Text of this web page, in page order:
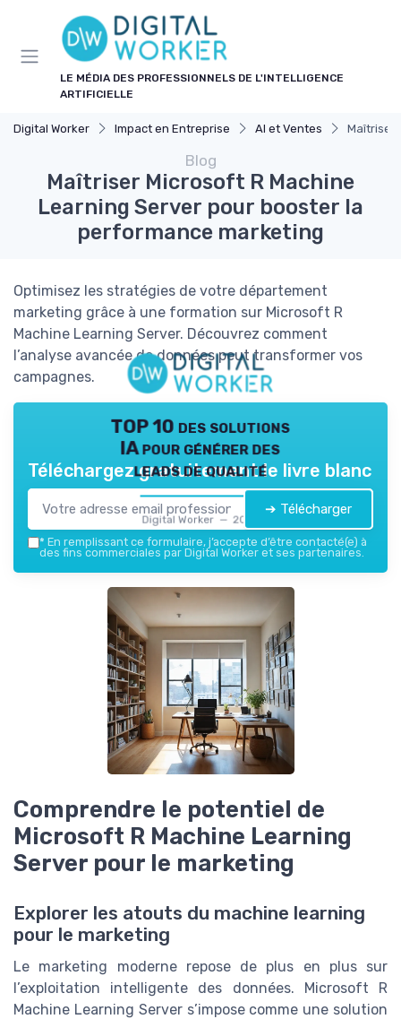
LE MÉDIA DES PROFESSIONNELS DE L'INTELLIGENCE
ARTIFICIELLE
Digital Worker Impact en Entreprise AI et Ventes Maîtriser
Blog
Maîtriser Microsoft R Machine
Learning Server pour booster la
performance marketing
Optimisez les stratégies de votre département
marketing grâce à une formation sur Microsoft R
Machine Learning Server. Découvrez comment
l’analyse avancée de données peut transformer vos
campagnes.
TOP 10 des solutions
IA pour générer des
leads de qualité
Digital Worker — 2026
Téléchargez gratuitement le livre blanc
➔ Télécharger
* En remplissant ce formulaire, j’accepte d’être contacté(e) à
des fins commerciales par Digital Worker et ses partenaires.
Comprendre le potentiel de
Microsoft R Machine Learning
Server pour le marketing
Explorer les atouts du machine learning
pour le marketing
Le marketing moderne repose de plus en plus sur
l’exploitation intelligente des données. Microsoft R
Machine Learning Server s’impose comme une solution